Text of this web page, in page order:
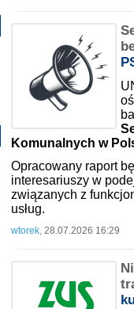
Komunalnych w
Opracowany raport
interesariuszy w
związanych z
usług.
wtorek, 28.07.2026 16:29